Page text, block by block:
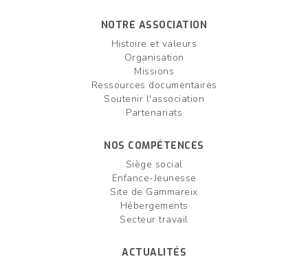
NOTRE ASSOCIATION
Histoire et valeurs
Organisation
Missions
Ressources documentaires
Soutenir l'association
Partenariats
NOS COMPÉTENCES
Siège social
Enfance-Jeunesse
Site de Gammareix
Hébergements
Secteur travail
ACTUALITÉS